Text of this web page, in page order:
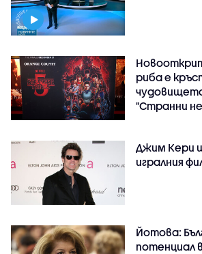
риба е
"Странни
Джим Кери
игралния
Йотова:
потенциал